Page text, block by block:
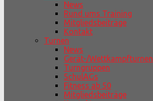
News
Rund ums Training
Mitgliedsbeiträge
Kontakt
Turnen
News
Gerät-/Wettkampfturnen
Turngruppen
SchulAGs
Fitness ab 50
Mitgliedsbeiträge